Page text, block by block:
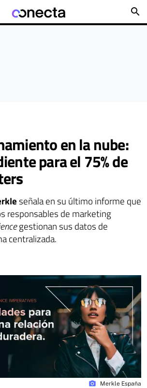
search
en la nube:
para el 75% de
señala en su último informe que
responsables de marketing
gestionan sus datos de
centralizada.
photo_camera Merkle España